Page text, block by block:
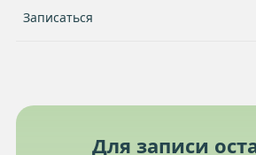
Записаться
Для записи